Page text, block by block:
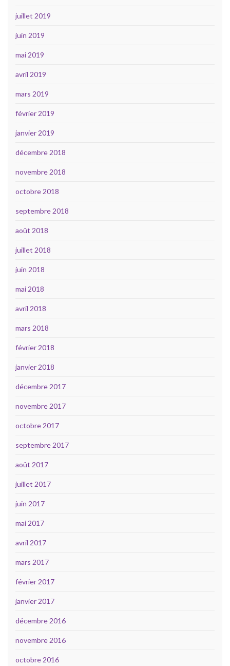
juillet 2019
juin 2019
mai 2019
avril 2019
mars 2019
février 2019
janvier 2019
décembre 2018
novembre 2018
octobre 2018
septembre 2018
août 2018
juillet 2018
juin 2018
mai 2018
avril 2018
mars 2018
février 2018
janvier 2018
décembre 2017
novembre 2017
octobre 2017
septembre 2017
août 2017
juillet 2017
juin 2017
mai 2017
avril 2017
mars 2017
février 2017
janvier 2017
décembre 2016
novembre 2016
octobre 2016